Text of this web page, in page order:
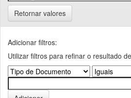
Retornar valores
Adicionar filtros:
Utilizar filtros para refinar o resultado